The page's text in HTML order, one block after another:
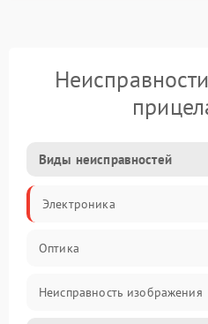
Виды неисправностей
Электроника
Оптика
Неисправность изображения